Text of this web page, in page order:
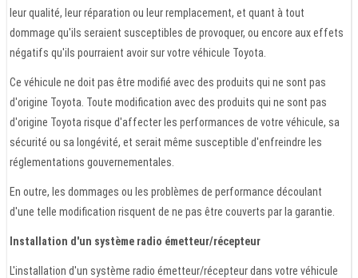
leur qualité, leur réparation ou leur remplacement, et quant à tout
dommage qu'ils seraient susceptibles de provoquer, ou encore aux effets
négatifs qu'ils pourraient avoir sur votre véhicule Toyota.
Ce véhicule ne doit pas être modifié avec des produits qui ne sont pas
d'origine Toyota. Toute modification avec des produits qui ne sont pas
d'origine Toyota risque d'affecter les performances de votre véhicule, sa
sécurité ou sa longévité, et serait même susceptible d'enfreindre les
réglementations gouvernementales.
En outre, les dommages ou les problèmes de performance découlant
d'une telle modification risquent de ne pas être couverts par la garantie.
Installation d'un système radio émetteur/récepteur
L'installation d'un système radio émetteur/récepteur dans votre véhicule